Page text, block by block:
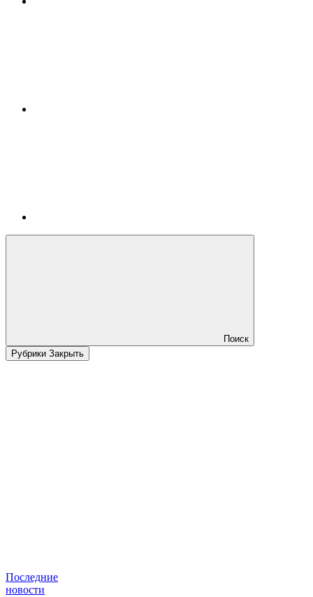
Поиск
Рубрики Закрыть
Последние
новости